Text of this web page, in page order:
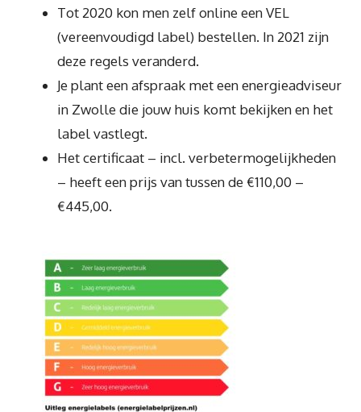
Tot 2020 kon men zelf online een VEL
(vereenvoudigd label) bestellen. In 2021 zijn
deze regels veranderd.
Je plant een afspraak met een energieadviseur
in Zwolle die jouw huis komt bekijken en het
label vastlegt.
Het certificaat – incl. verbetermogelijkheden
– heeft een prijs van tussen de €110,00 –
€445,00.